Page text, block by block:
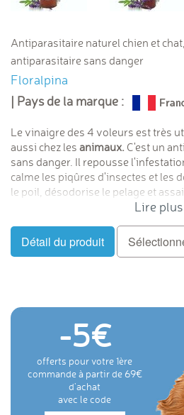
Antiparasitaire naturel chien et
antiparasitaire sans danger
Floralpina
| Pays de la marque :
Le vinaigre des 4 voleurs est très
aussi chez les animaux. C'est un
sans danger. Il repousse
calme les piqûres d'insectes et les
le poil, désodorise le pelage et
plaies, désinfecte le matériel
plantes dans du vinaigre de cidre.
vidéo en bas de page). C'est un
Lire plus
Détail du produit
-5
offerts pour votre 1ère
commande à partir de 69
d'achat
avec le code